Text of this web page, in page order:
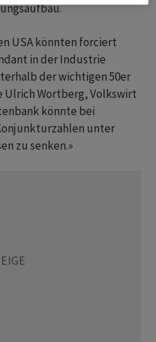
USA könnten forciert
in der Industrie
der wichtigen 50er
Wortberg, Volkswirt
könnte bei
unter
zu senken.»